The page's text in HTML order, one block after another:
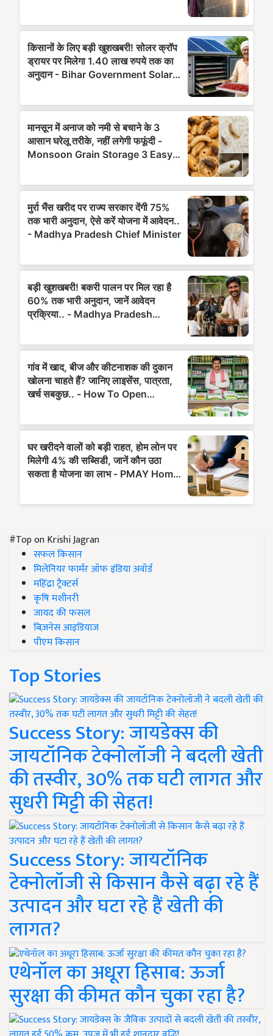
#Top on Krishi Jagran
सफल किसान
मिलेनियर फार्मर ऑफ इंडिया अवॉर्ड
महिंद्रा ट्रैक्टर्स
कृषि मशीनरी
जायद की फसल
बिज़नेस आइडियाज
पीएम किसान
Top Stories
Success Story: जायडेक्स की
जायटॉनिक टेक्नोलॉजी ने बदली खेती
की तस्वीर, 30% तक घटी लागत और
सुधरी मिट्टी की सेहत!
Success Story: जायटॉनिक
टेक्नोलॉजी से किसान कैसे बढ़ा रहे हैं
उत्पादन और घटा रहे हैं खेती की
लागत?
एथेनॉल का अधूरा हिसाब: ऊर्जा
सुरक्षा की कीमत कौन चुका रहा है?